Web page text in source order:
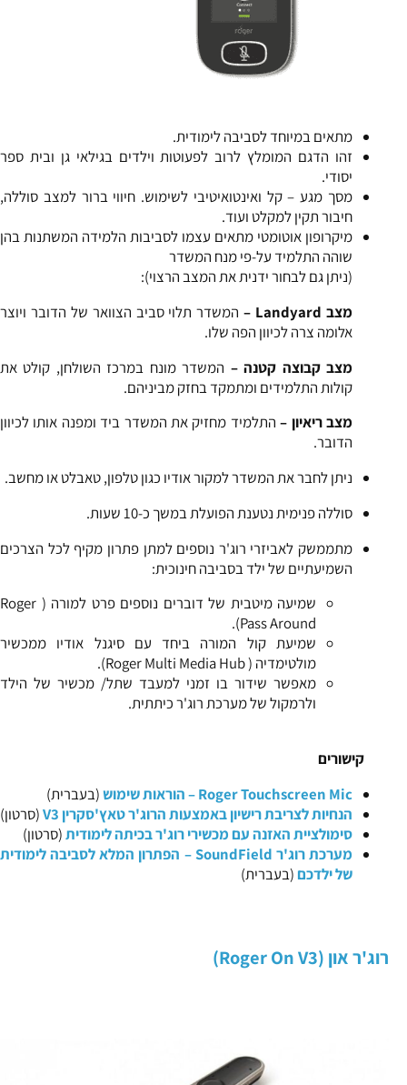
מתאים במיוחד לסביבה לימודית.
זהו הדגם המומלץ לרוב לפעוטות וילדים בגילאי גן ובית ספר
יסודי.
מסך מגע – קל ואינטואיטיבי לשימוש. חיווי ברור למצב סוללה,
חיבור תקין למקלט ועוד.
מיקרופון אוטומטי מתאים עצמו לסביבות הלמידה המשתנות בהן
שוהה התלמיד על-פי מנח המשדר
(ניתן גם לבחור ידנית את המצב הרצוי):
מצבLandyard
– המשדר תלוי סביב הצוואר של הדובר ויוצר
אלומה צרה לכיוון הפה שלו.
מצב קבוצה קטנה – המשדר מונח במרכז השולחן, קולט את
קולות התלמידים ומתמקד בחזק מביניהם.
מצב ריאיון – התלמיד מחזיק את המשדר ביד ומפנה אותו לכיוון
הדובר.
ניתן לחבר את המשדר למקור אודיו כגון טלפון, טאבלט או מחשב.
סוללה פנימית נטענת הפועלת במשך כ-10 שעות.
מתממשק לאביזרי רוג'ר נוספים למתן פתרון מקיף לכל הצרכים
השמיעתיים של ילד בסביבה חינוכית:
שמיעה מיטבית של דוברים נוספים פרט למורה ( Roger
Pass Around).
שמיעת קול המורה ביחד עם סיגנל אודיו ממכשיר
מולטימדיה ( Roger Multi Media Hub).
מאפשר שידור בו זמני למעבד שתל/ מכשיר של הילד
ולרמקול של מערכת רוג'ר כיתתית.
קישורים
Roger Touchscreen Mic – הוראות שימוש
(בעברית)
הנחיות לצריבת רישיון באמצעות הרוג'ר טאץ'סקרין V3
(סרטון)
סימולציית האזנה עם מכשירי רוג'ר בכיתה לימודית(סרטון)
מערכת רוג'ר SoundField – הפתרון המלא לסביבה לימודית
של ילדכם(בעברית)
רוג'ר און (Roger On V3)